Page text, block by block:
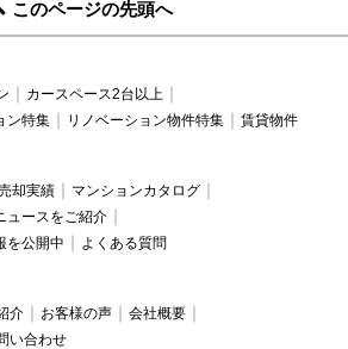
このページの先頭へ
カースペース2台以上
ン特集
リノベーション物件特集 賃貸物件
却実績
マンションカタログ
ュースをご紹介
を公開中
よくある質問
介 お客様の声
会社概要
い合わせ